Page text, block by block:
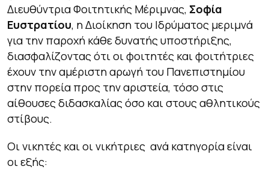
Διευθύντρια Φοιτητικής Μέριμνας, Σοφία
Ευστρατίου, η Διοίκηση του Ιδρύματος μεριμνά
για την παροχή κάθε δυνατής υποστήριξης,
διασφαλίζοντας ότι οι φοιτητές και φοιτήτριες
έχουν την αμέριστη αρωγή του Πανεπιστημίου
στην πορεία προς την αριστεία, τόσο στις
αίθουσες διδασκαλίας όσο και στους αθλητικούς
στίβους.
Οι νικητές και οι νικήτριες ανά κατηγορία είναι
οι εξής: